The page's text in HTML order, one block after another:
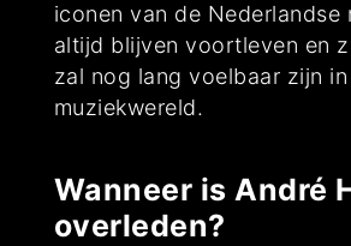
iconen van de Nederlandse
altijd blijven voortleven en
zal nog lang voelbaar zijn
muziekwereld.
Wanneer is André
overleden?